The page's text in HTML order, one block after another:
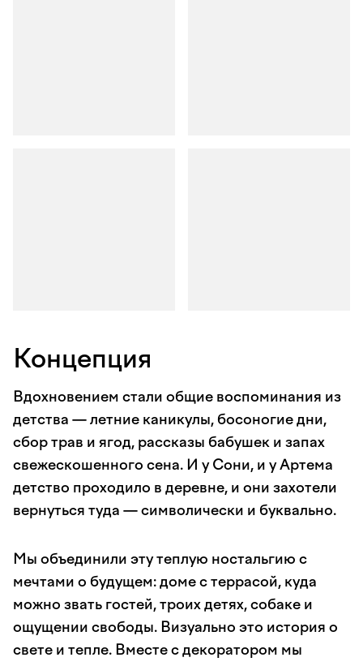
Концепция
Вдохновением стали общие воспоминания из
детства — летние каникулы, босоногие дни,
сбор трав и ягод, рассказы бабушек и запах
свежескошенного сена. И у Сони, и у Артема
детство проходило в деревне, и они захотели
вернуться туда — символически и буквально.
Мы объединили эту теплую ностальгию с
мечтами о будущем: доме с террасой, куда
можно звать гостей, троих детях, собаке и
ощущении свободы. Визуально это история о
свете и тепле. Вместе с декоратором мы